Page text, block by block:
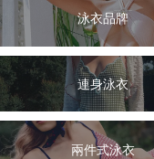
泳衣品牌
連身泳衣
兩件式泳衣